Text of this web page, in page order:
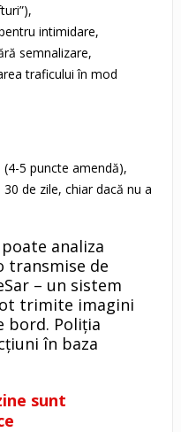
intimidare,
semnalizare,
traficului în mod
5 puncte amendă),
de zile, chiar dacă nu a
analiza
transmise de
– un sistem
trimite imagini
bord. Poliția
în baza
sunt